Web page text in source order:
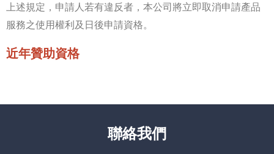
上述規定，申請人若有違反者，本公司將立即取消申請產品
服務之使用權利及日後申請資格。
近年贊助資格
聯絡我們